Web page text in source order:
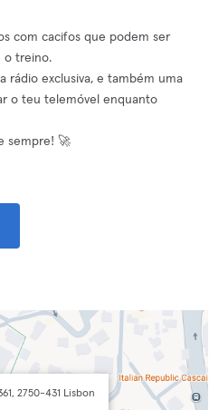
com cacifos que podem ser
o treino.
rádio exclusiva, e também uma
o teu telemóvel enquanto
sempre! 🚀
2750-431 Lisbon